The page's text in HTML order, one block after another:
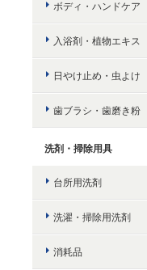
ボディ・ハンドケア
入浴剤・植物エキス
日やけ止め・虫よけ
歯ブラシ・歯磨き粉
洗剤・掃除用具
台所用洗剤
洗濯・掃除用洗剤
消耗品